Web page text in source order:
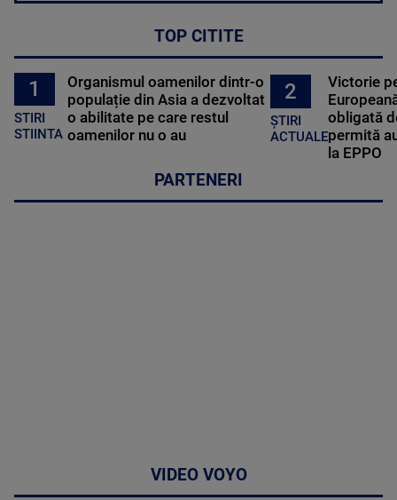
TOP CITITE
1
STIRI
STIINTA
Organismul oamenilor dintr-o
populație din Asia a dezvoltat
o abilitate pe care restul
oamenilor nu o au
2
ȘTIRI
ACTUALE
Victorie
obligată
permită
la EPPO
PARTENERI
VIDEO VOYO